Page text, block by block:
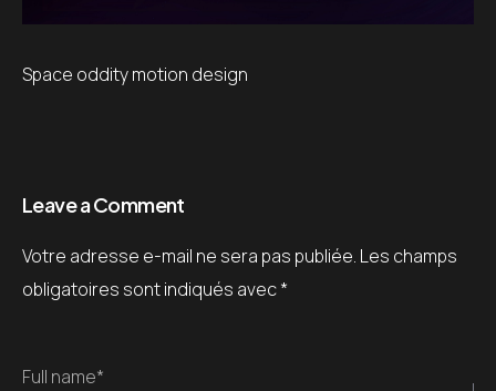
Space oddity motion design
Leave a Comment
Votre adresse e-mail ne sera pas publiée. Les champs
obligatoires sont indiqués avec*
Full name*